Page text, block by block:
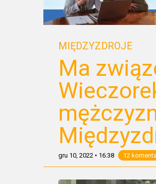
MIĘDZYZDROJE
Ma
gru 10, 2022 • 16:38 12